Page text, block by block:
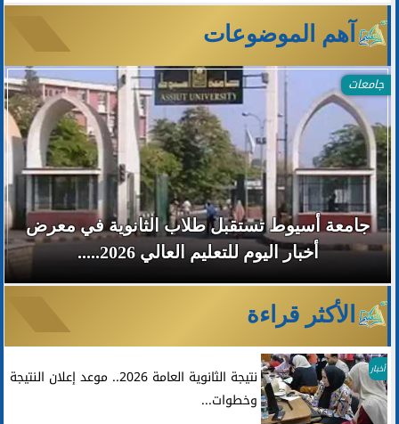
آهم الموضوعات
جامعات
جامعة أسيوط تستقبل طلاب الثانوية في معرض
أخبار اليوم للتعليم العالي 2026.....
الأكثر قراءة
أخبار
نتيجة الثانوية العامة 2026.. موعد إعلان النتيجة
وخطوات...